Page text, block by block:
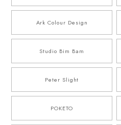
Ark Colour Design
Studio Bim Bam
Peter Slight
POKETO